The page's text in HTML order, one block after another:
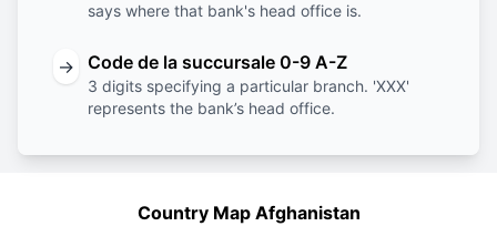
says where that bank's head office is.
→ Code de la succursale 0-9 A-Z
3 digits specifying a particular branch. 'XXX'
represents the bank’s head office.
Country Map Afghanistan